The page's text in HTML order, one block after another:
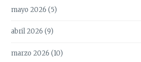
mayo 2026 (5)
abril 2026 (9)
marzo 2026 (10)